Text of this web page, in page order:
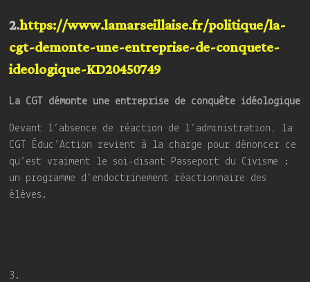
2.https://www.lamarseillaise.fr/politique/la-
cgt-demonte-une-entreprise-de-conquete-
ideologique-KD20450749
La CGT démonte une entreprise de conquête idéologique
Devant l’absence de réaction de l’administration, la
CGT Éduc’Action revient à la charge pour dénoncer ce
qu’est vraiment le soi-disant Passeport du Civisme :
un programme d’endoctrinement réactionnaire des
élèves.
3.